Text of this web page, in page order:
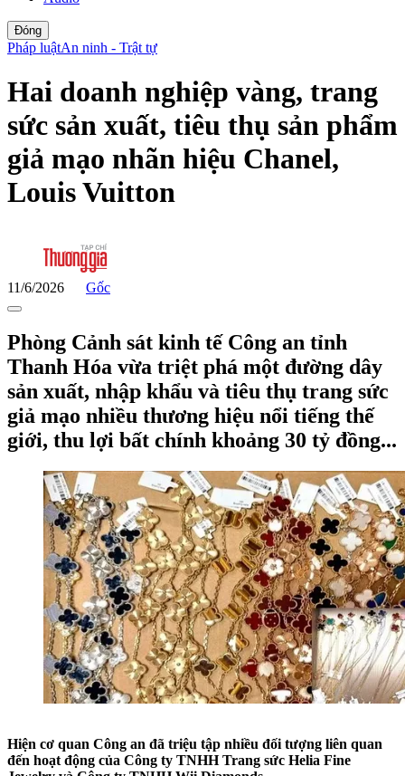
Đóng
Pháp luậtAn ninh - Trật tự
Hai doanh nghiệp vàng, trang
sức sản xuất, tiêu thụ sản phẩm
giả mạo nhãn hiệu Chanel,
Louis Vuitton
11/6/2026 Gốc
Phòng Cảnh sát kinh tế Công an tỉnh
Thanh Hóa vừa triệt phá một đường dây
sản xuất, nhập khẩu và tiêu thụ trang sức
giả mạo nhiều thương hiệu nổi tiếng thế
giới, thu lợi bất chính khoảng 30 tỷ đồng...
Hiện cơ quan Công an đã triệu tập nhiều đối tượng liên quan
đến hoạt động của Công ty TNHH Trang sức Helia Fine